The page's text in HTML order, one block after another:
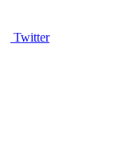
Twitter